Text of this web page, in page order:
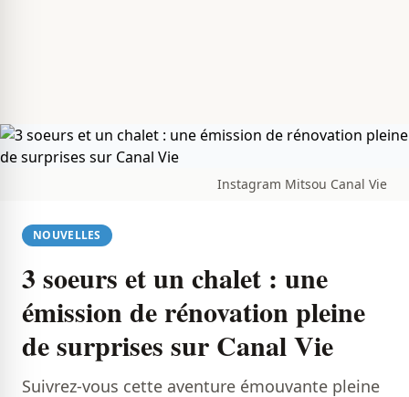
Instagram Mitsou Canal Vie
NOUVELLES
3 soeurs et un chalet : une
émission de rénovation pleine
de surprises sur Canal Vie
Suivrez-vous cette aventure émouvante pleine